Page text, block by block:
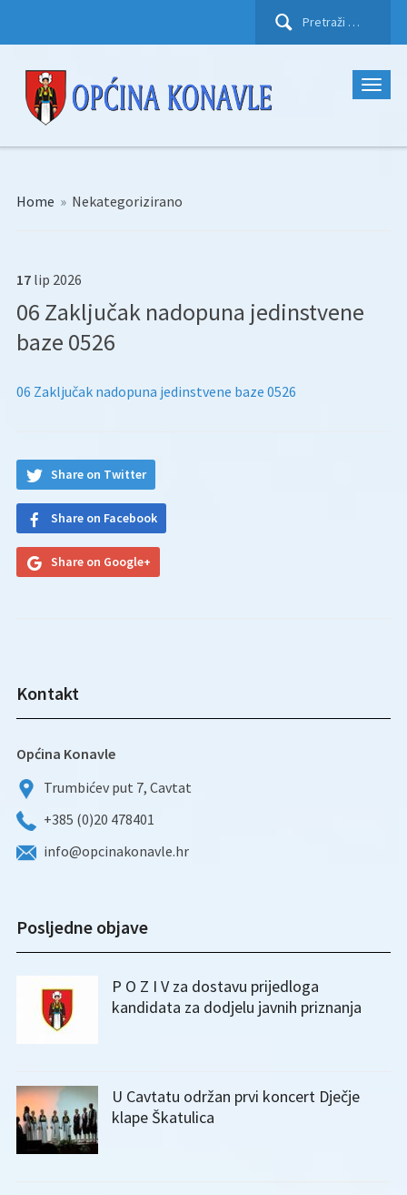
Pretraži:
Home » Nekategorizirano
17 lip 2026
06 Zaključak nadopuna jedinstvene
baze 0526
06 Zaključak nadopuna jedinstvene baze 0526
Share on Twitter
Share on Facebook
Share on Google+
Kontakt
Općina Konavle
Trumbićev put 7, Cavtat
+385 (0)20 478401
info@opcinakonavle.hr
Posljedne objave
P O Z I V za dostavu prijedloga
kandidata za dodjelu javnih priznanja
U Cavtatu održan prvi koncert Dječje
klape Škatulica